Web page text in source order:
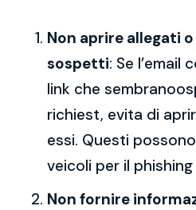
Non aprire allegati
sospetti: Se l’email
link che
richiest, evita di
essi. Questi
veicoli per il
Non fornire